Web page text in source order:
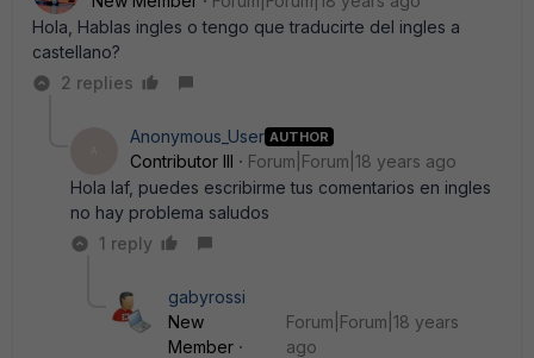
Hola, Hablas ingles o tengo que traducirte del ingles a
castellano?
2 replies
Anonymous_User AUTHOR
Contributor III
Forum|Forum|18 years ago
Hola laf, puedes escribirme tus comentarios en ingles
no hay problema saludos
1 reply
gabyrossi
New
Member
Forum|Forum|18 years
ago